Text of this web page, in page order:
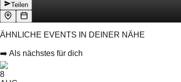
Teilen
ÄHNLICHE EVENTS IN DEINER NÄHE
➡️ Als nächstes für dich
8